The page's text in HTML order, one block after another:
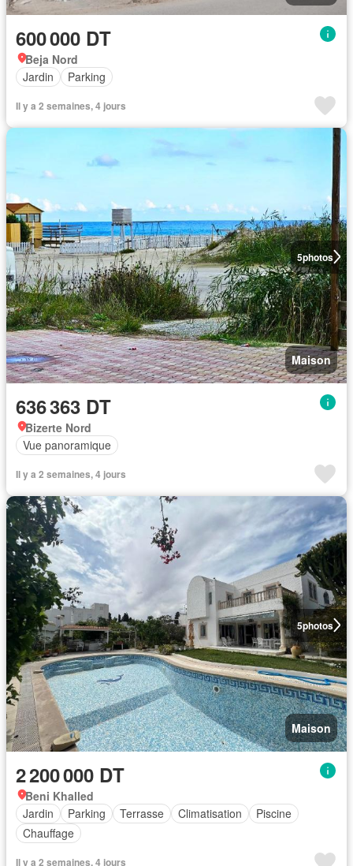
600 000 DT
Beja Nord
Jardin
Parking
Il y a 2 semaines, 4 jours
5photos
Maison
636 363 DT
Bizerte Nord
Vue panoramique
Il y a 2 semaines, 4 jours
5photos
Maison
2 200 000 DT
Beni Khalled
Jardin
Parking Terrasse Climatisation
Piscine
Chauffage
Il y a 2 semaines, 4 jours